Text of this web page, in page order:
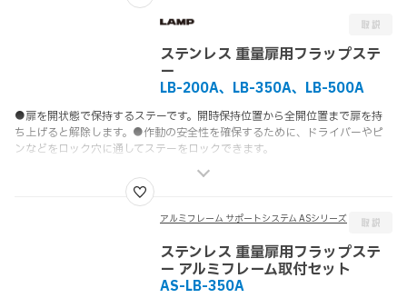
ステンレス 重量扉用フラップステ
ー
LB-200A、LB-350A、LB-500A
●扉を開状態で保持するステーです。開時保持位置から全開位置まで扉を持
ち上げると解除します。●作動の安全性を確保するために、ドライバーやピ
ンなどをロック穴に通してステーをロックできます。
アルミフレーム サポートシステム ASシリーズ
ステンレス 重量扉用フラップステ
ー アルミフレーム取付セット
AS-LB-350A